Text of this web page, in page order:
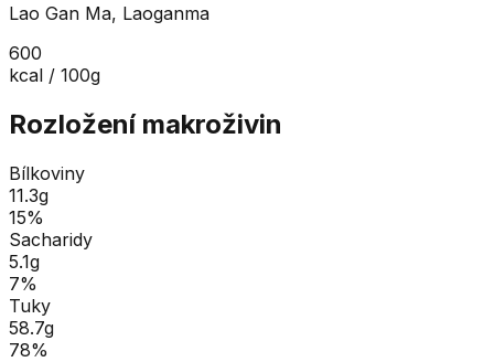
Lao Gan Ma, Laoganma
600
kcal / 100g
Rozložení makroživin
Bílkoviny
11.3g
15%
Sacharidy
5.1g
7%
Tuky
58.7g
78%